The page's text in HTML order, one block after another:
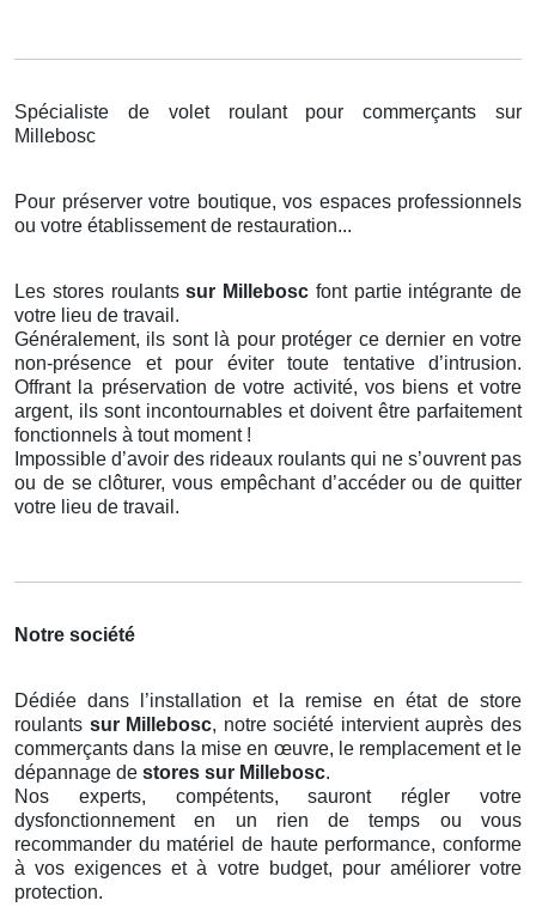
Spécialiste de volet roulant pour commerçants sur
Millebosc
Pour préserver votre boutique, vos espaces professionnels
ou votre établissement de restauration...
Les stores roulantssur Millebosc font partie intégrante de
votre lieu de travail.
Généralement, ils sont là pour protéger ce dernier en votre
non-présence et pour éviter toute tentative d’intrusion.
Offrant la préservation de votre activité, vos biens et votre
argent, ils sont incontournables et doivent être parfaitement
fonctionnels à tout moment !
Impossible d’avoir des rideaux roulants qui ne s’ouvrent pas
ou de se clôturer, vous empêchant d’accéder ou de quitter
votre lieu de travail.
Notre société
Dédiée dans l’installation et la remise en état de store
roulants sur Millebosc, notre société intervient auprès des
commerçants dans la mise en œuvre, le remplacement et le
dépannage de stores sur Millebosc.
Nos experts, compétents, sauront régler votre
dysfonctionnement en un rien de temps ou vous
recommander du matériel de haute performance, conforme
à vos exigences et à votre budget, pour améliorer votre
protection.